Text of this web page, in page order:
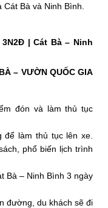
Bà và Ninh Bình.
| Cát Bà – Ninh
– VƯỜN QUỐC GIA
đón và làm thủ tục
để làm thủ tục lên xe.
phổ biến lịch trình
Bà – Ninh Bình 3 ngày
đường, du khách sẽ đi